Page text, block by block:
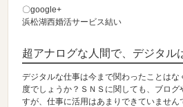
〇google+
浜松湖西婚活サービス結い
超アナログな人間で、デジタル
デジタルな仕事は今まで関わったことは
度でしょうか？ＳＮＳに関しても、ブロ
すが、仕事に活用はあまりできていませ